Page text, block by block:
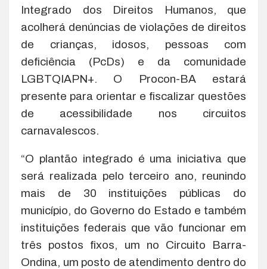
Integrado dos Direitos Humanos, que
acolherá denúncias de violações de direitos
de crianças, idosos, pessoas com
deficiência (PcDs) e da comunidade
LGBTQIAPN+. O Procon-BA estará
presente para orientar e fiscalizar questões
de acessibilidade nos circuitos
carnavalescos.
“O plantão integrado é uma iniciativa que
será realizada pelo terceiro ano, reunindo
mais de 30 instituições públicas do
município, do Governo do Estado e também
instituições federais que vão funcionar em
três postos fixos, um no Circuito Barra-
Ondina, um posto de atendimento dentro do